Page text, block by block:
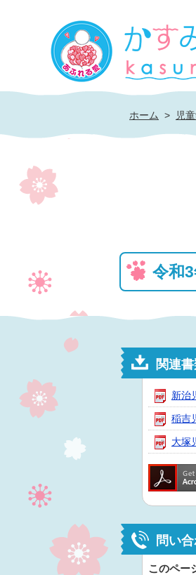
ホーム > 児
令和
関連
新治
稲吉
大塚
問い
このペー